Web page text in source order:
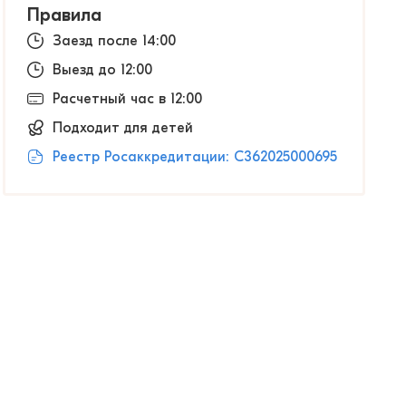
Правила
Заезд после 14:00
Выезд до 12:00
Расчетный час в 12:00
Подходит для детей
Реестр Росаккредитации: С362025000695